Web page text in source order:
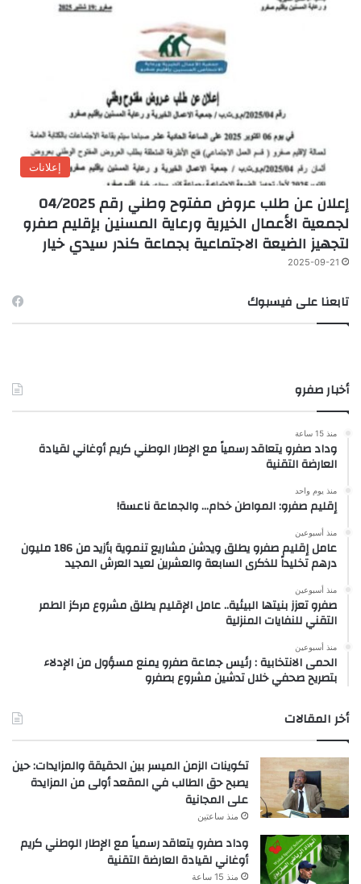
إعلانات
إعلان عن طلب عروض مفتوح وطني رقم 04/2025
لجمعية الأعمال الخيرية ورعاية المسنين بإقليم صفرو
لتجهيز الضيعة الاجتماعية بجماعة كندر سيدي خيار
2025-09-21
تابعنا على فيسبوك
أخبار صفرو
منذ 15 ساعة
وداد صفرو يتعاقد رسمياً مع الإطار الوطني كريم أوغاني لقيادة
العارضة التقنية
منذ يوم واحد
إقليم صفرو: المواطن خدام… والجماعة ناعسة!
منذ أسبوعين
عامل إقليم صفرو يطلق ويدشن مشاريع تنموية بأزيد من 186 مليون
درهم تخليداً للذكرى السابعة والعشرين لعيد العرش المجيد
منذ أسبوعين
صفرو تعزز بنيتها البيئية.. عامل الإقليم يطلق مشروع مركز الطمر
التقني للنفايات المنزلية
منذ أسبوعين
الحمى الانتخابية : رئيس جماعة صفرو يمنع مسؤول من الإدلاء
بتصريح صحفي خلال تدشين مشروع بصفرو
أخر المقالات
تكوينات الزمن الميسر بين الحقيقة والمزايدات: حين
يصبح حق الطالب في المقعد أولى من المزايدة
على المجانية
منذ ساعتين
وداد صفرو يتعاقد رسمياً مع الإطار الوطني كريم
أوغاني لقيادة العارضة التقنية
منذ 15 ساعة